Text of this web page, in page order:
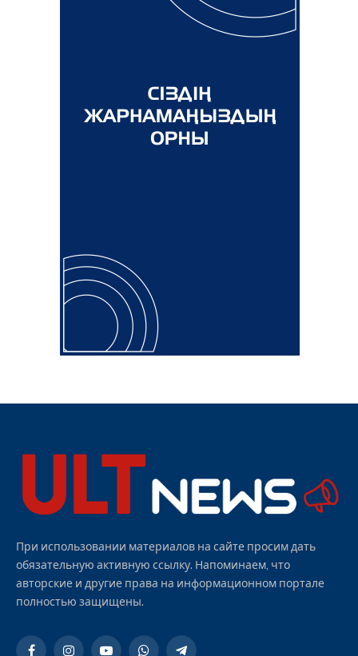
При использовании материалов на сайте просим дать
обязательную активную ссылку. Напоминаем, что
авторские и другие права на информационном портале
полностью защищены.